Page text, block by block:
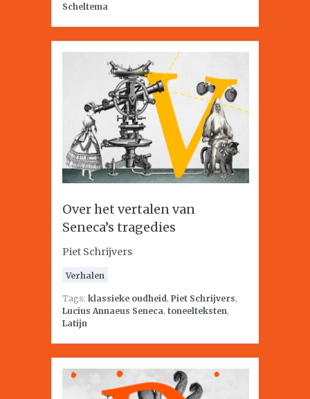
Scheltema
Over het vertalen van
Seneca’s tragedies
Piet Schrijvers
Verhalen
Tags: klassieke oudheid, Piet Schrijvers,
Lucius Annaeus Seneca, toneelteksten,
Latijn